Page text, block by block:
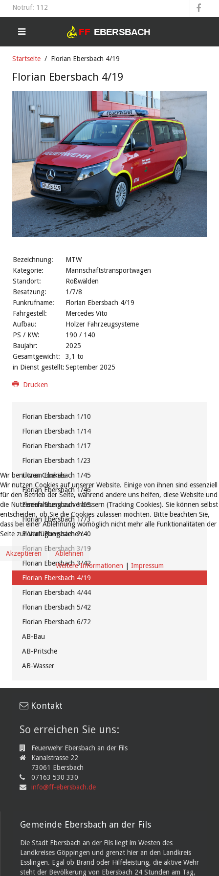
Notruf: 112
Startseite Florian Ebersbach 4/19
Florian Ebersbach 4/19
Bezeichnung:
MTW
Kategorie:
Mannschaftstransportwagen
Standort:
Roßwälden
Besatzung:
1/7/8
Funkrufname:
Florian Ebersbach 4/19
Fahrgestell:
Mercedes Vito
Aufbau:
Holzer Fahrzeugsysteme
PS / KW:
190 / 140
Baujahr:
2025
Gesamtgewicht:
3,1 to
in Dienst gestellt:September 2025
Drucken
Florian Ebersbach 1/10
Florian Ebersbach 1/14
Florian Ebersbach 1/17
Florian Ebersbach 1/23
Florian Ebersbach 1/45
Florian Ebersbach 1/46
Florian Ebersbach 1/65
Florian Ebersbach 1/73
Florian Ebersbach 2/40
Florian Ebersbach 3/19
Florian Ebersbach 3/42
Florian Ebersbach 4/19
Florian Ebersbach 4/44
Florian Ebersbach 5/42
Florian Ebersbach 6/72
AB-Bau
AB-Pritsche
AB-Wasser
Kontakt
So erreichen Sie uns:
Feuerwehr Ebersbach an der Fils
Kanalstrasse 22
73061 Ebersbach
07163 530 330
info@ff-ebersbach.de
Gemeinde Ebersbach an der Fils
Die Stadt Ebersbach an der Fils liegt im Westen des
Landkreises Göppingen und grenzt hier an den Landkreis
Esslingen. Egal ob Brand oder Hilfeleistung, die aktive Wehr
steht der Bevölkerung von Ebersbach 24 Stunden am Tag,
Wir benutzen Cookies
Wir nutzen Cookies auf unserer Website. Einige von ihnen sind essenziell
für den Betrieb der Seite, während andere uns helfen, diese Website und
die Nutzererfahrung zu verbessern (Tracking Cookies). Sie können selbst
entscheiden, ob Sie die Cookies zulassen möchten. Bitte beachten Sie,
dass bei einer Ablehnung womöglich nicht mehr alle Funktionalitäten der
Seite zur Verfügung stehen.
Akzeptieren
Ablehnen
Weitere Informationen
Impressum